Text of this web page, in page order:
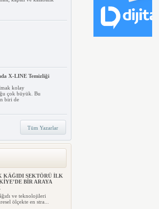
X-LINE Temizliği
kolay
çok büyük. Bu
biri de
Tüm Yazarlar
YENİ
YAKLAŞIMI: FOCUS4
kol...
KÂĞIDI SEKTÖRÜ İLK
BİR ARAYA
ve teknolojileri
ölçekte en stra...